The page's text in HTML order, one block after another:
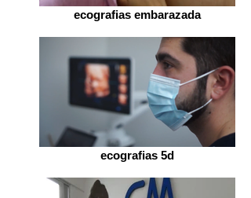
ecografias embarazada
ecografias 5d